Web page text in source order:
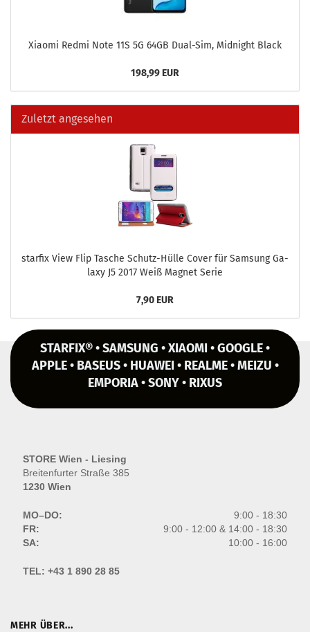
Xiao­mi Redmi Note 11S 5G 64GB Dual-​Sim, Mid­night Black
198,99 EUR
Zuletzt angesehen
star­fix View Flip Ta­sche Schutz-​Hülle Cover für Sam­sung Ga­
la­xy J5 2017 Weiß Ma­gnet Serie
7,90 EUR
STARFIX® • SAMSUNG • XIAOMI • GOOGLE •
APPLE • BASEUS • HUAWEI • REALME • MEIZU •
EMPORIA • SONY • RIXUS
STORE Wien - Liesing
Breitenfurter Straße 385
1230 Wien
MO–DO:
9:00 - 18:30
FR:
9:00 - 12:00 & 14:00 - 18:30
SA:
10:00 - 16:00
TEL: +43 1 890 28 85
MEHR ÜBER...